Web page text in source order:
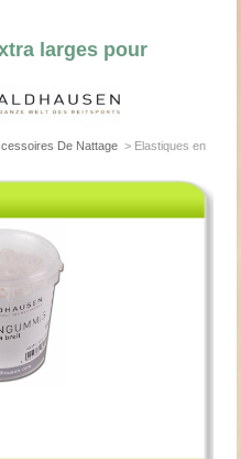
larges pour
De Nattage > Elastiques en